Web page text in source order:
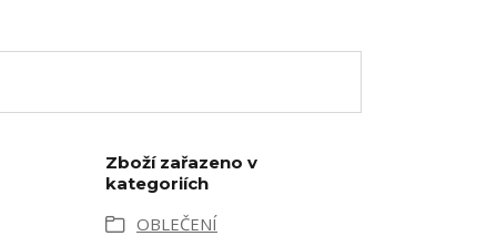
Zboží zařazeno v
kategoriích
OBLEČENÍ